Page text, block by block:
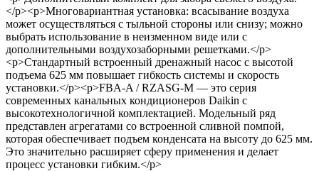
</p><p>Многовариантная установка: всасывание воздуха
может осуществляться с тыльной стороны или снизу; можно
выбрать использование в неизменном виде или с
дополнительными воздухозаборными решетками.</p>
<p>Стандартный встроенный дренажный насос с высотой
подъема 625 мм повышает гибкость системы и скорость
установки.</p><p>FBA-A / RZASG-M — это серия
современных канальных кондиционеров Daikin с
высокотехнологичной комплектацией. Модельный ряд
представлен агрегатами со встроенной сливной помпой,
которая обеспечивает подъем конденсата на высоту до 625 мм.
Это значительно расширяет сферу применения и делает
процесс установки гибким.</p>